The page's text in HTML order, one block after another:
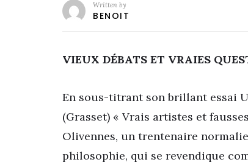
Written by
BENOIT
VIEUX DÉBATS ET VRAIES
En sous-titrant son brillant essai
(Grasset) « Vrais artistes et
Olivennes, un trentenaire
philosophie, qui se revendique